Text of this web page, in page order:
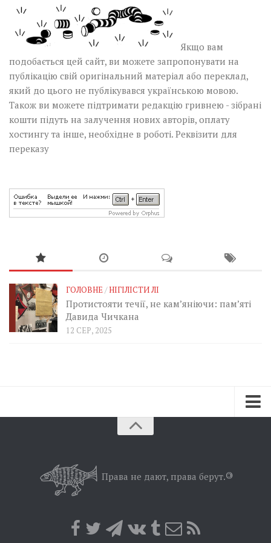
Якщо вам
подобається цей сайт, ви можете запропонувати на
публікацію свій оригінальний матеріал або переклад,
який до цього не публікувався українською мовою.
Також ви можете підтримати редакцію гривнею - зібрані
кошти підуть на залучення нових авторів, оплату
хостингу та інше, необхідне в роботі. Реквізити для
переказу
ГОЛОВНЕ/НІГІЛІСТИ ЛІ
Протистояти течії, не кам’яніючи: пам’яті
Давида Чичкана
12 СЕР, 2025
Позиція
Права не дают, права берут.©